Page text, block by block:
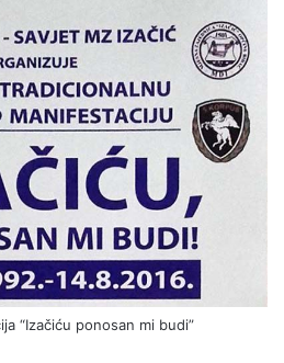
“Izačiću ponosan mi budi”